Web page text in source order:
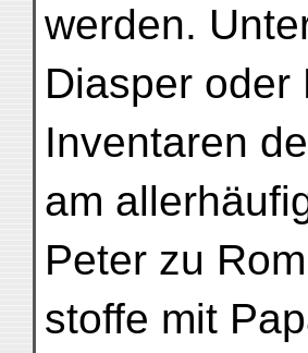
werden.
Diasper oder
Inventaren
am
Peter zu
stoffe mit